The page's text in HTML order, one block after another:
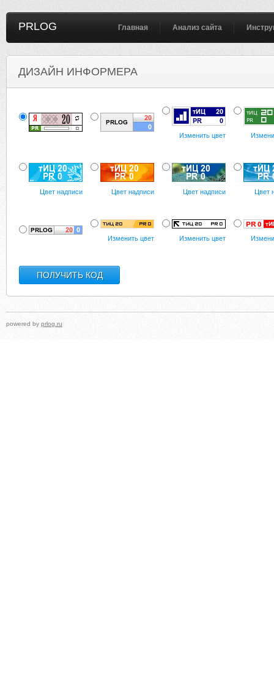
PRLOG Главная Анализ сайта
ДИЗАЙН ИНФОРМЕРА
Изменить цвет
Цвет надписи Цвет надписи Цвет надписи Цвет
Изменить цвет Изменить цвет
powered by prlog.ru